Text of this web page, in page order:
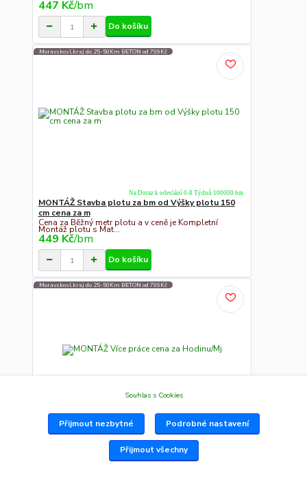
447 Kč/bm
Do košíku
Moravskosl.kraj do 25-50Km BETON od 799Kč
MONTÁŽ Stavba plotu za bm od Výšky plotu 150
cm cena za m
Cena za Běžný metr plotu a v ceně je Kompletní
Montáž plotu s Mat...
449 Kč/bm
Na Dotaz k odeslání 0-8 Týdnů 100000 bm
Do košíku
Moravskosl.kraj do 25-50Km BETON od 799Kč
MONTÁŽ Více práce cena za Hodinu/Mj
Na Dotaz k odeslání 0-8 Týdnů 100000 hodinu
Souhlas s Cookies
Přijmout nezbytné Podrobné nastavení
Přijmout všechny